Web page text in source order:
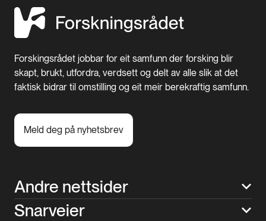
Forskingsrådet jobbar for eit samfunn der forsking blir
skapt, brukt, utfordra, verdsett og delt av alle slik at det
faktisk bidrar til omstilling og eit meir berekraftig samfunn.
Meld deg på nyhetsbrev
Andre nettsider
Snarveier